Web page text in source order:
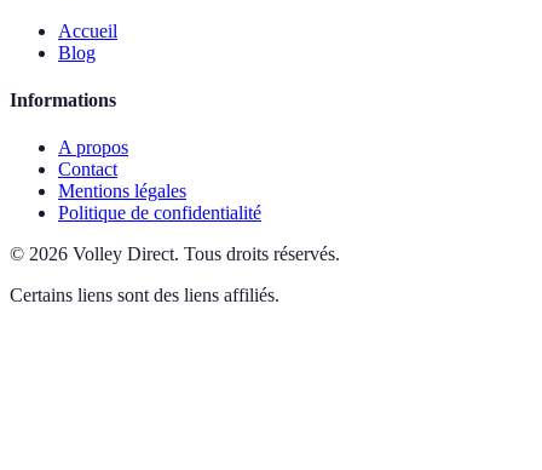
Accueil
Blog
Informations
A propos
Contact
Mentions légales
Politique de confidentialité
© 2026 Volley Direct. Tous droits réservés.
Certains liens sont des liens affiliés.